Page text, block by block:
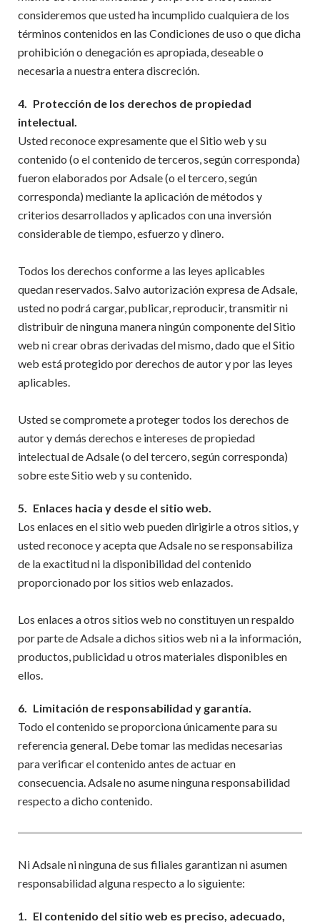
consideremos que usted ha incumplido cualquiera de los
términos contenidos en las Condiciones de uso o que dicha
prohibición o denegación es apropiada, deseable o
necesaria a nuestra entera discreción.
4. Protección de los derechos de propiedad
intelectual.
Usted reconoce expresamente que el Sitio web y su
contenido (o el contenido de terceros, según corresponda)
fueron elaborados por Adsale (o el tercero, según
corresponda) mediante la aplicación de métodos y
criterios desarrollados y aplicados con una inversión
considerable de tiempo, esfuerzo y dinero.
Todos los derechos conforme a las leyes aplicables
quedan reservados. Salvo autorización expresa de Adsale,
usted no podrá cargar, publicar, reproducir, transmitir ni
distribuir de ninguna manera ningún componente del Sitio
web ni crear obras derivadas del mismo, dado que el Sitio
web está protegido por derechos de autor y por las leyes
aplicables.
Usted se compromete a proteger todos los derechos de
autor y demás derechos e intereses de propiedad
intelectual de Adsale (o del tercero, según corresponda)
sobre este Sitio web y su contenido.
5. Enlaces hacia y desde el sitio web.
Los enlaces en el sitio web pueden dirigirle a otros sitios, y
usted reconoce y acepta que Adsale no se responsabiliza
de la exactitud ni la disponibilidad del contenido
proporcionado por los sitios web enlazados.
Los enlaces a otros sitios web no constituyen un respaldo
por parte de Adsale a dichos sitios web ni a la información,
productos, publicidad u otros materiales disponibles en
ellos.
6. Limitación de responsabilidad y garantía.
Todo el contenido se proporciona únicamente para su
referencia general. Debe tomar las medidas necesarias
para verificar el contenido antes de actuar en
consecuencia. Adsale no asume ninguna responsabilidad
respecto a dicho contenido.
Ni Adsale ni ninguna de sus filiales garantizan ni asumen
responsabilidad alguna respecto a lo siguiente:
1. El contenido del sitio web es preciso, adecuado,